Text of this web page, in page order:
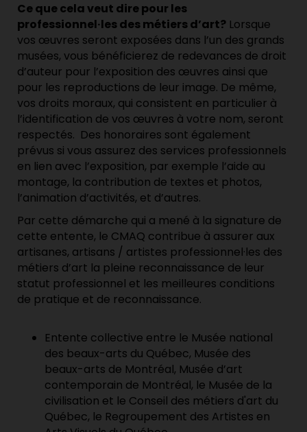
Ce que cela veut dire pour les
professionnel·les des métiers d’art? Lorsque
vos œuvres seront exposées dans l’un des grands
musées, vous bénéficierez de redevances de droit
d’auteur pour l’exposition des œuvres ainsi que
pour les reproductions de leur image. De même,
vos droits moraux, qui consistent en particulier à
l’identification de vos œuvres à votre nom, seront
respectés. Des honoraires sont également
prévus si vous assurez des services professionnels
en lien avec l’exposition, par exemple l’aide au
montage, la contribution de textes et photos,
l’animation d’activités, et d’autres.
Par cette démarche qui a mené à la signature de
cette entente, le CMAQ contribue à assurer aux
artisanes, artisans / artistes professionnel·les des
métiers d’art la pleine reconnaissance de leur
statut professionnel et les meilleures conditions
de pratique et de reconnaissance.
Entente collective entre le Musée national
des beaux-arts du Québec, Musée des
beaux-arts de Montréal, Musée d’art
contemporain de Montréal, le Musée de la
civilisation et le Conseil des métiers d'art du
Québec, le Regroupement des Artistes en